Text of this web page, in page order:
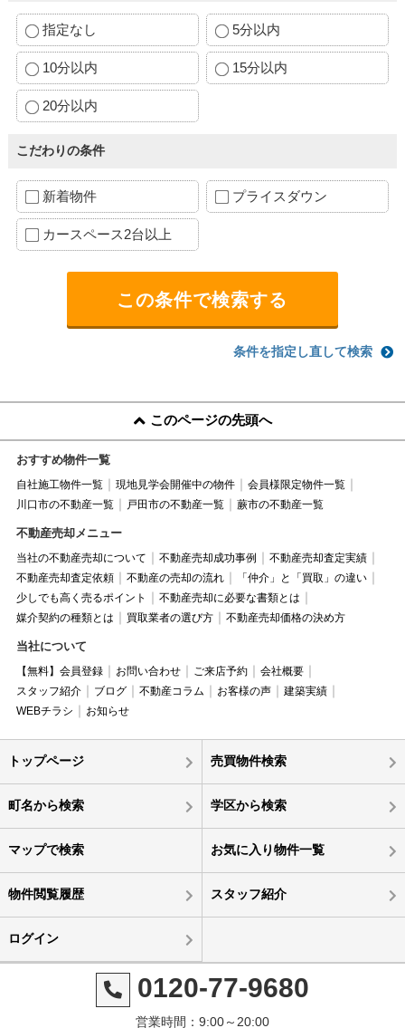
指定なし 5分以内
10分以内 15分以内
20分以内
こだわりの条件
新着物件 プライスダウン
カースペース2台以上
条件を指定し直して検索
このページの先頭へ
おすすめ物件一覧
自社施工物件一覧 現地見学会開催中の物件
会員様限定物件一覧
川口市の不動産一覧
戸田市の不動産一覧 蕨市の不動産一覧
不動産売却メニュー
当社の不動産売却について 不動産売却成功事例
不動産売却査定実績
不動産売却査定依頼
不動産の売却の流れ
「仲介」と「買取」の違い
少しでも高く売るポイント
不動産売却に必要な書類とは
媒介契約の種類とは
買取業者の選び方 不動産売却価格の決め方
当社について
【無料】会員登録 お問い合わせ ご来店予約
会社概要
スタッフ紹介
ブログ 不動産コラム お客様の声
建築実績
WEBチラシ
お知らせ
トップページ 売買物件検索
町名から検索 学区から検索
マップで検索 お気に入り物件一覧
物件閲覧履歴 スタッフ紹介
ログイン
0120-77-9680
営業時間：9:00～20:00